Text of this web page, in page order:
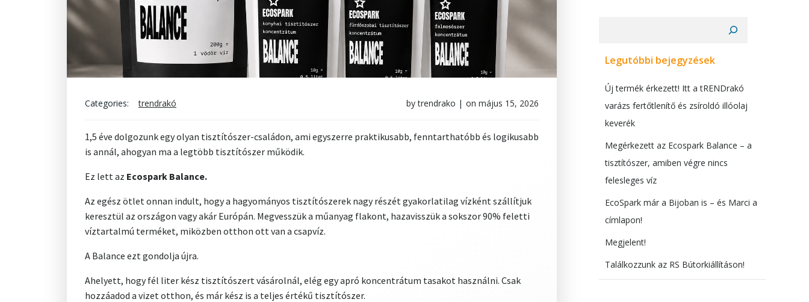
Categories: trendrakó by trendrako | on május 15, 2026
1,5 éve dolgozunk egy olyan tisztítószer-családon, ami egyszerre praktikusabb, fenntarthatóbb és logikusabb
is annál, ahogyan ma a legtöbb tisztítószer működik.
Ez lett az Ecospark Balance.
Az egész ötlet onnan indult, hogy a hagyományos tisztítószerek nagy részét gyakorlatilag vízként szállítjuk
keresztül az országon vagy akár Európán. Megvesszük a műanyag flakont, hazavisszük a sokszor 90% feletti
víztartalmú terméket, miközben otthon ott van a csapvíz.
A Balance ezt gondolja újra.
Ahelyett, hogy fél liter kész tisztítószert vásárolnál, elég egy apró koncentrátum tasakot használni. Csak
hozzáadod a vizet otthon, és már kész is a teljes értékű tisztítószer.
Legutóbbi bejegyzések
Új termék érkezett! Itt a tRENDrakó
varázs fertőtlenítő és zsíroldó illóolaj
keverék
Megérkezett az Ecospark Balance – a
tisztítószer, amiben végre nincs
felesleges víz
EcoSpark már a Bijoban is – és Marci a
címlapon!
Megjelent!
Találkozzunk az RS Bútorkiállításon!